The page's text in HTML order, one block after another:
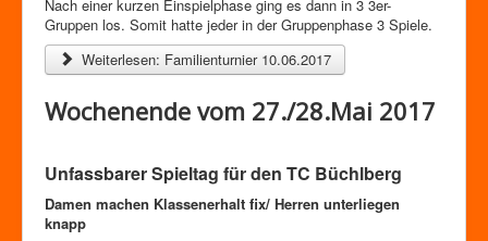
Nach einer kurzen Einspielphase ging es dann in 3 3er-
Gruppen los. Somit hatte jeder in der Gruppenphase 3 Spiele.
Weiterlesen: Familienturnier 10.06.2017
Wochenende vom 27./28.Mai 2017
Unfassbarer Spieltag für den TC Büchlberg
Damen machen Klassenerhalt fix/ Herren unterliegen
knapp